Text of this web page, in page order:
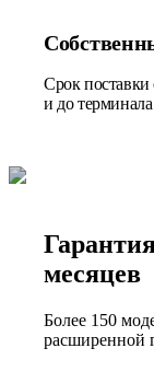
Срок
и до
месяцев
Более 150
расширенной